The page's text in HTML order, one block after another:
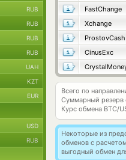
FastChange
Xchange
ProstovCash
CinusExc
Всего по
Суммарный резерв
Курс обмена BTC/
Некоторые из
обменов с
выгодный обмен
RUB
RUB
RUB
RUB
UAH
KZT
EUR
USD
RUB